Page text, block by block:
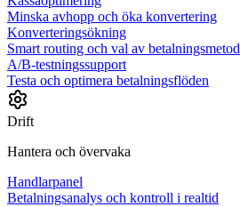
Minska avhopp och öka konvertering
Konverteringsökning
Smart routing och val av betalningsmetod
A/B-testningssupport
Testa och optimera betalningsflöden
Drift
Hantera och övervaka
Handlarpanel
Betalningsanalys och kontroll i realtid